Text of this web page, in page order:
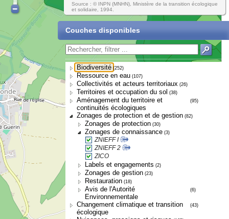
Source : © INPN (MNHN), Ministère de la transition écologique
et solidaire, 1994.
Couches disponibles
Biodiversité (252)
Ressource en eau (107)
Collectivités et acteurs territoriaux (26)
Territoires et occupation du sol (38)
Aménagement du territoire et
continuités écologiques
(95)
Zonages de protection et de gestion (82)
Zonages de protection (30)
Zonages de connaissance (3)
ZNIEFF I
ZNIEFF 2
ZICO
Labels et engagements (2)
Zonages de gestion (23)
Restauration (18)
Avis de l'Autorité
Environnementale
(6)
Changement climatique et transition
écologique
(43)